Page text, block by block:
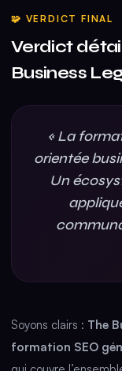
🧩 VERDICT FINAL
Verdict
Business
« La
orientée
Un
Soyons clairs : The
formation SEO